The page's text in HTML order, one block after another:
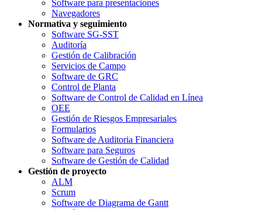
Software para presentaciones
Navegadores
Normativa y seguimiento
Software SG-SST
Auditoría
Gestión de Calibración
Servicios de Campo
Software de GRC
Control de Planta
Software de Control de Calidad en Línea
OEE
Gestión de Riesgos Empresariales
Formularios
Software de Auditoria Financiera
Software para Seguros
Software de Gestión de Calidad
Gestión de proyecto
ALM
Scrum
Software de Diagrama de Gantt